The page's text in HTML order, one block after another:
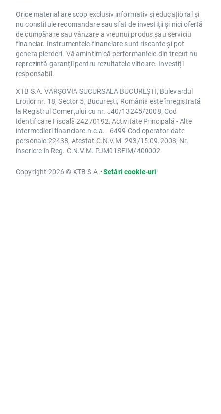
Orice material are scop exclusiv informativ și educațional și
nu constituie recomandare sau sfat de investiții și nici ofertă
de cumpărare sau vânzare a vreunui produs sau serviciu
financiar. Instrumentele financiare sunt riscante și pot
genera pierderi. Vă amintim că performanțele din trecut nu
reprezintă garanții pentru rezultatele viitoare. Investiți
responsabil.
XTB S.A. VARȘOVIA SUCURSALA BUCUREȘTI, Bulevardul
Eroilor nr. 18, Sector 5, București, România este înregistrată
la Registrul Comerțului cu nr. J40/13245/2008, Cod
Identificare Fiscală 24270192, Activitate Principală - Alte
intermedieri financiare n.c.a. - 6499 Cod operator date
personale 22438, Atestat C.N.V.M. 293/15.09.2008, Nr.
înscriere în Reg. C.N.V.M. PJM01SFIM/400002
Copyright 2026 © XTB S.A.•Setări cookie-uri